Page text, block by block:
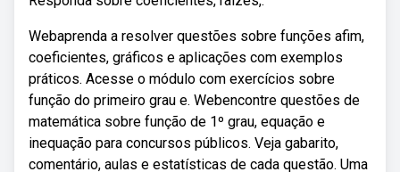
Webaprenda a resolver questões sobre funções afim,
coeficientes, gráficos e aplicações com exemplos
práticos. Acesse o módulo com exercícios sobre
função do primeiro grau e. Webencontre questões de
matemática sobre função de 1º grau, equação e
inequação para concursos públicos. Veja gabarito,
comentário, aulas e estatísticas de cada questão. Uma